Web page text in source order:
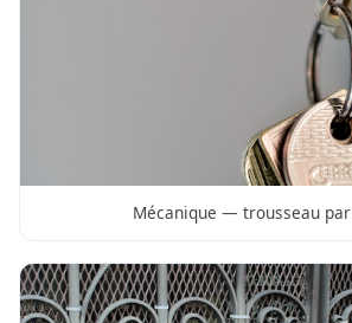
Mécanique — trousseau